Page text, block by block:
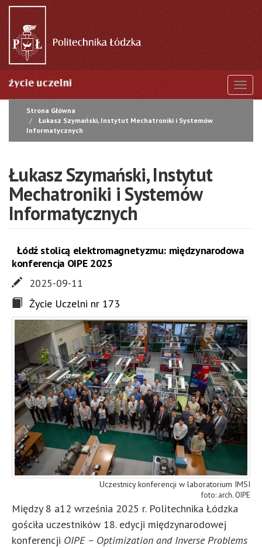
Przejdź
treści
Strona Główna
Łukasz Szymański, Instytut Mechatroniki i Systemów
Informatycznych
Łukasz Szymański, Instytut
Mechatroniki i Systemów
Informatycznych
Łódź stolicą elektromagnetyzmu: międzynarodowa
konferencja OIPE 2025
2025-09-11
Życie Uczelni nr 173
Uczestnicy konferencji w laboratorium IMSI
arch. OIPE
Między 8 a12 września 2025 r. Politechnika Łódzka
gościła uczestników 18. edycji międzynarodowej
konferencji OIPE – Optimization and Inverse Problems